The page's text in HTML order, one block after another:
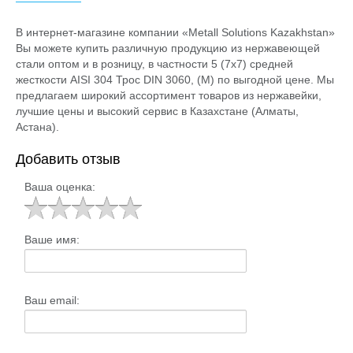
В интернет-магазине компании «Metall Solutions Kazakhstan»
Вы можете купить различную продукцию из нержавеющей
стали оптом и в розницу, в частности 5 (7х7) средней
жесткости AISI 304 Трос DIN 3060, (М) по выгодной цене. Мы
предлагаем широкий ассортимент товаров из нержавейки,
лучшие цены и высокий сервис в Казахстане (Алматы,
Астана).
Добавить отзыв
Ваша оценка:
Ваше имя:
Ваш email: